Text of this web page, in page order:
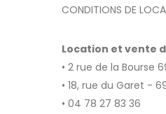
CONDITIONS DE
Location et vente
• 2 rue de la Bourse
• 18, rue du Garet -
• 04 78 27 83 36